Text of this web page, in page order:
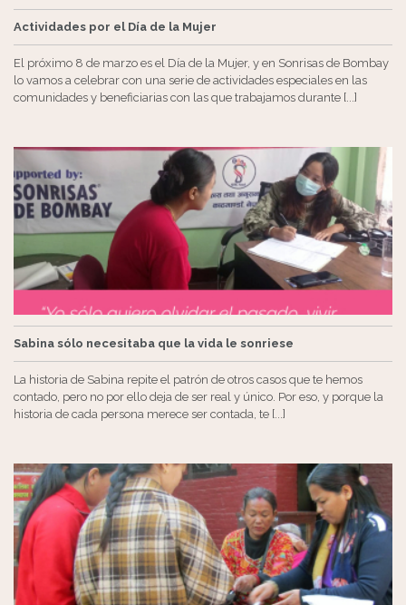
Actividades por el Día de la Mujer
El próximo 8 de marzo es el Día de la Mujer, y en Sonrisas de Bombay
lo vamos a celebrar con una serie de actividades especiales en las
comunidades y beneficiarias con las que trabajamos durante [...]
Sabina sólo necesitaba que la vida le sonriese
La historia de Sabina repite el patrón de otros casos que te hemos
contado, pero no por ello deja de ser real y único. Por eso, y porque la
historia de cada persona merece ser contada, te [...]